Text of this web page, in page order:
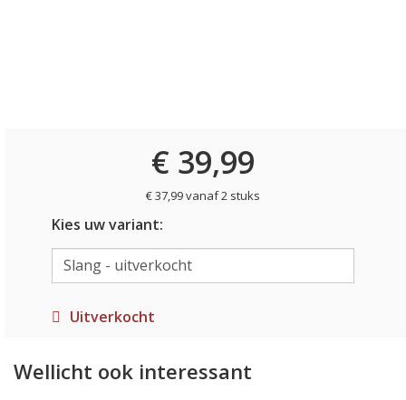
€ 39,99
€ 37,99 vanaf 2 stuks
Kies uw variant:
Uitverkocht
Wellicht ook interessant